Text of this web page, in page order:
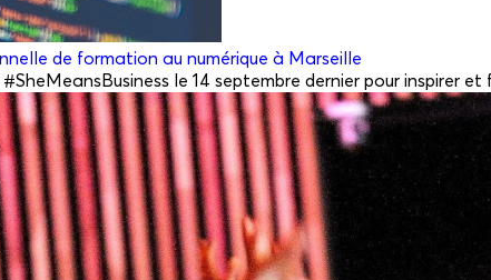
de formation au numérique à Marseille
le 14 septembre dernier pour inspirer